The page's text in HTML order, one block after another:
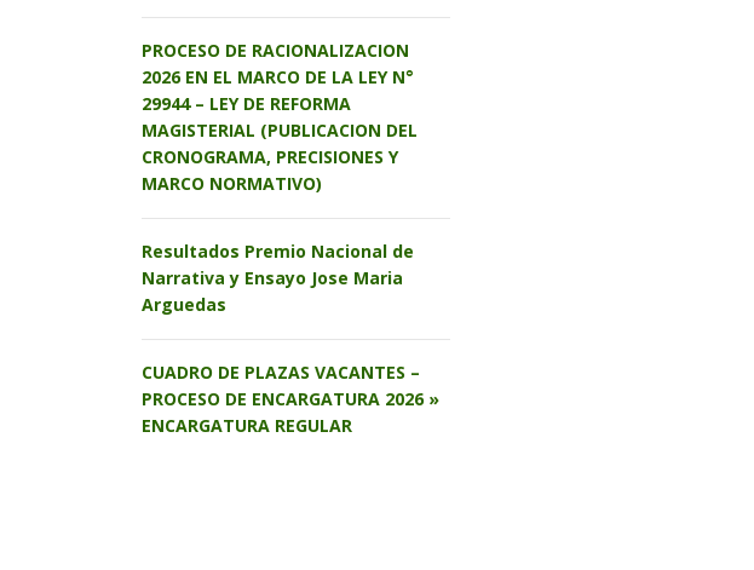
PROCESO DE RACIONALIZACION
2026 EN EL MARCO DE LA LEY N°
29944 – LEY DE REFORMA
MAGISTERIAL (PUBLICACION DEL
CRONOGRAMA, PRECISIONES Y
MARCO NORMATIVO)
Resultados Premio Nacional de
Narrativa y Ensayo Jose Maria
Arguedas
CUADRO DE PLAZAS VACANTES –
PROCESO DE ENCARGATURA 2026 »
ENCARGATURA REGULAR